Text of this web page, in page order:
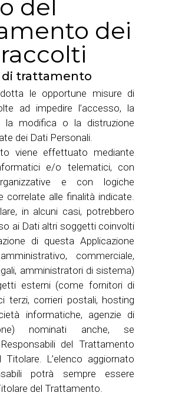
del
dei
di trattamento
le opportune misure di
ad impedire l’accesso, la
la modifica o la distruzione
dei Dati Personali.
viene effettuato mediante
e/o telematici, con
e con logiche
correlate alle finalità indicate.
in alcuni casi, potrebbero
ai Dati altri soggetti coinvolti
di questa Applicazione
commerciale,
amministratori di sistema)
esterni (come fornitori di
terzi, corrieri postali, hosting
informatiche, agenzie di
nominati anche, se
del Trattamento
L’elenco aggiornato
potrà sempre essere
del Trattamento.